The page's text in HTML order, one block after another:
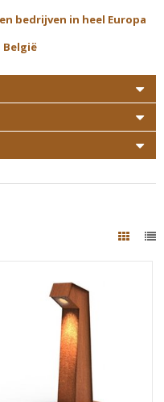
bedrijven in heel Europa
België